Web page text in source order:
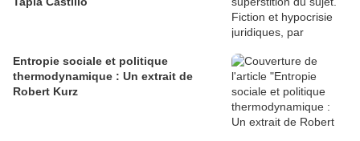
Entropie sociale et politique
thermodynamique : Un extrait de
Robert Kurz